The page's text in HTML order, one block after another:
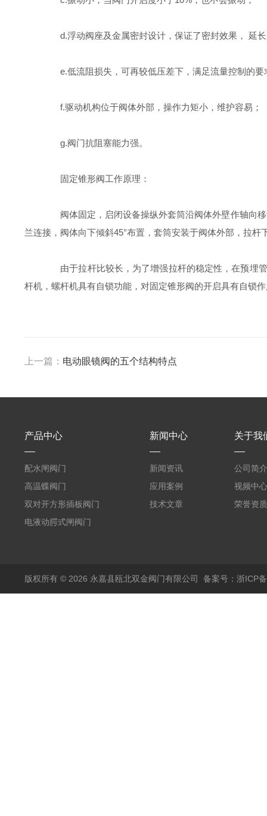
d.浮动阀座及金属密封设计，保证了密封效果， 延长
e.低流阻损失，可再较低压差下，满足流量控制的要
f.驱动机构位于阀体外部，操作力矩小，维护容易；
g.阀门抗阻塞能力强。
固定锥形阀工作原理：
阀体固定，启闭设备操纵外套筒沿阀体外壁作轴向移
兰连接，阀体向下倾斜45°布置，套筒安装于阀体外部，拉
由于拉杆比较长，为了增强拉杆的稳定性，在预埋管
杆机，螺杆机具有自锁功能，对固定锥形阀的开启具有自锁
上一篇： 电动眼镜阀的五个结构特点
产品中心
配水闸阀门
高温蝶阀门
双对开方形插板阀门
电液动腭式闸阀门
新闻中心
新闻资讯
应用案例
技术文章
关于我
公司简介
视频中心
荣誉资质
版权所有 © 2026 永嘉县瓯北双金阀门有限公司 备案号：浙ICP